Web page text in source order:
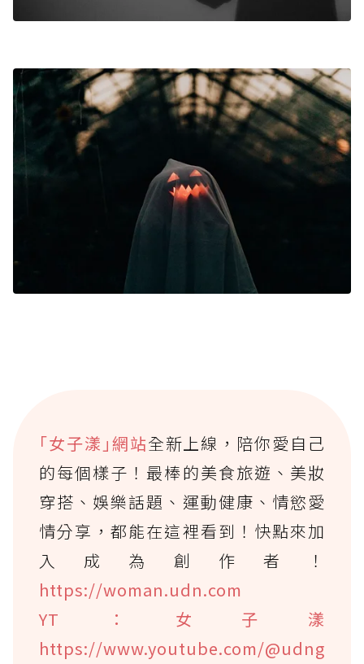
｢女子漾｣網站全新上線，陪你愛自己
的每個樣子！最棒的美食旅遊、美妝
穿搭、娛樂話題、運動健康、情慾愛
情分享，都能在這裡看到！快點來加
入成為創作者！
https://woman.udn.com
YT：女子漾
https://www.youtube.com/@udng